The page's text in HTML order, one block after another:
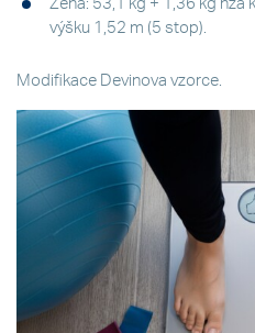
Žena: 53,1 kg + 1,36 kg nza
výšku 1,52 m (5 stop).
Modifikace Devinova vzorce.